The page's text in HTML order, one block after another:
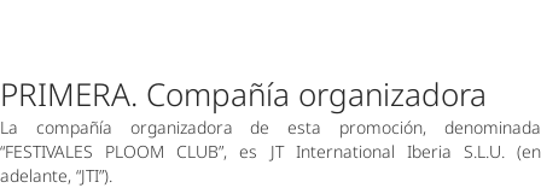
PRIMERA. Compañía organizadora
La compañía organizadora de esta promoción, denominada
“FESTIVALES PLOOM CLUB”, es JT International Iberia S.L.U. (en
adelante, “JTI”).